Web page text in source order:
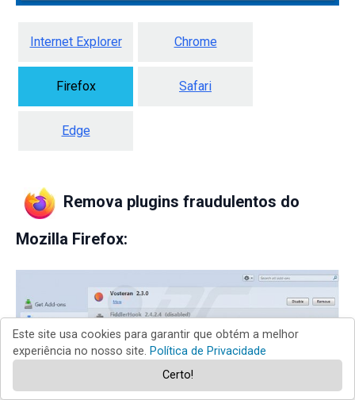
Internet Explorer Chrome
Firefox Safari
Edge
Remova plugins fraudulentos do
Mozilla Firefox:
Este site usa cookies para garantir que obtém a melhor
experiência no nosso site. Política de Privacidade
Certo!